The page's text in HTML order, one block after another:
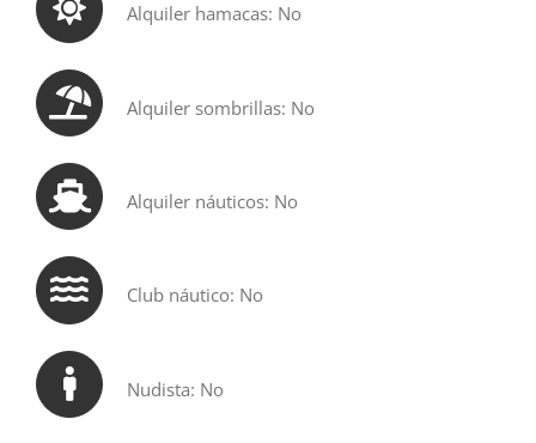
Alquiler hamacas: No
Alquiler sombrillas: No
Alquiler náuticos: No
Club náutico: No
Nudista: No